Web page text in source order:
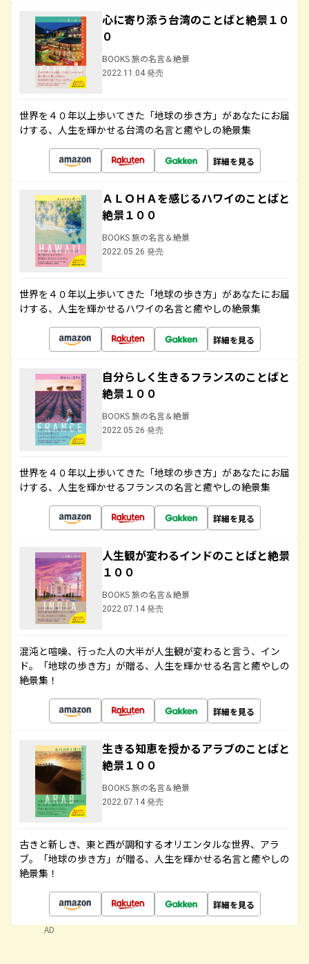
心に寄り添う台湾のことばと絶景１０
０
BOOKS 旅の名言＆絶景
2022.11.04 発売
世界を４０年以上歩いてきた「地球の歩き方」があなたにお届
けする、人生を輝かせる台湾の名言と癒やしの絶景集
詳細を見る
ＡＬＯＨＡを感じるハワイのことばと
絶景１００
BOOKS 旅の名言＆絶景
2022.05.26 発売
世界を４０年以上歩いてきた「地球の歩き方」があなたにお届
けする、人生を輝かせるハワイの名言と癒やしの絶景集
詳細を見る
自分らしく生きるフランスのことばと
絶景１００
BOOKS 旅の名言＆絶景
2022.05.26 発売
世界を４０年以上歩いてきた「地球の歩き方」があなたにお届
けする、人生を輝かせるフランスの名言と癒やしの絶景集
詳細を見る
人生観が変わるインドのことばと絶景
１００
BOOKS 旅の名言＆絶景
2022.07.14 発売
混沌と喧噪、行った人の大半が人生観が変わると言う、イン
ド。「地球の歩き方」が贈る、人生を輝かせる名言と癒やしの
絶景集！
詳細を見る
生きる知恵を授かるアラブのことばと
絶景１００
BOOKS 旅の名言＆絶景
2022.07.14 発売
古きと新しき、東と西が調和するオリエンタルな世界、アラ
ブ。「地球の歩き方」が贈る、人生を輝かせる名言と癒やしの
絶景集！
詳細を見る
AD